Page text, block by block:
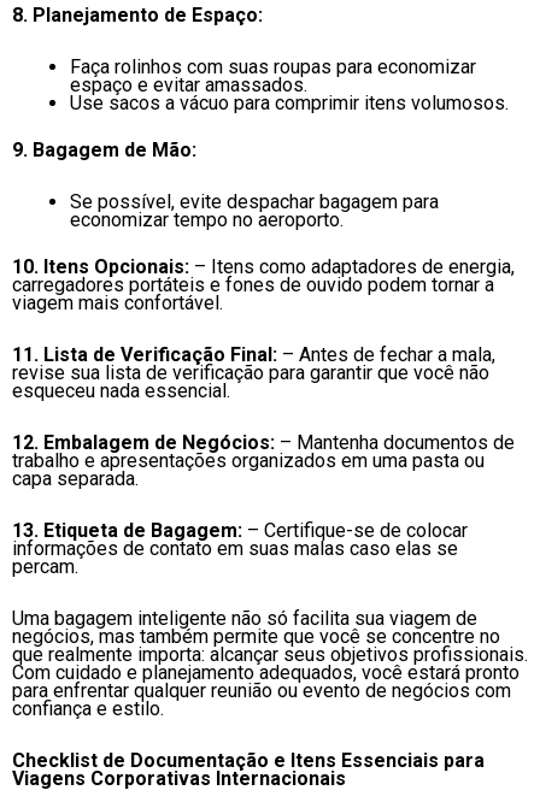
8. Planejamento de Espaço:
Faça rolinhos com suas roupas para economizar
espaço e evitar amassados.
Use sacos a vácuo para comprimir itens volumosos.
9. Bagagem de Mão:
Se possível, evite despachar bagagem para
economizar tempo no aeroporto.
10. Itens Opcionais: – Itens como adaptadores de energia,
carregadores portáteis e fones de ouvido podem tornar a
viagem mais confortável.
11. Lista de Verificação Final: – Antes de fechar a mala,
revise sua lista de verificação para garantir que você não
esqueceu nada essencial.
12. Embalagem de Negócios: – Mantenha documentos de
trabalho e apresentações organizados em uma pasta ou
capa separada.
13. Etiqueta de Bagagem: – Certifique-se de colocar
informações de contato em suas malas caso elas se
percam.
Uma bagagem inteligente não só facilita sua viagem de
negócios, mas também permite que você se concentre no
que realmente importa: alcançar seus objetivos profissionais.
Com cuidado e planejamento adequados, você estará pronto
para enfrentar qualquer reunião ou evento de negócios com
confiança e estilo.
Checklist de Documentação e Itens Essenciais para
Viagens Corporativas Internacionais